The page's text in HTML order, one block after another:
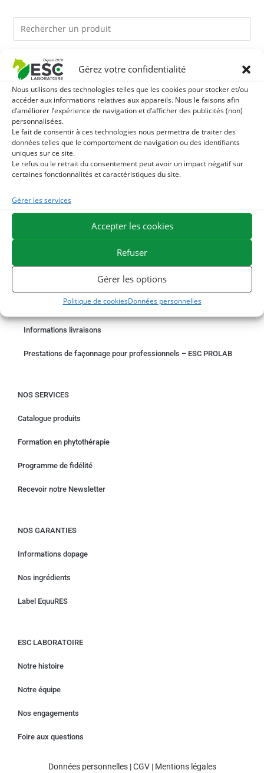
Gérez votre confidentialité
Nous utilisons des technologies telles que les cookies pour stocker et/ou
accéder aux informations relatives aux appareils. Nous le faisons afin
d’améliorer l’expérience de navigation et d’afficher des publicités (non)
personnalisées.
Le fait de consentir à ces technologies nous permettra de traiter des
données telles que le comportement de navigation ou des identifiants
uniques sur ce site.
Le refus ou le retrait du consentement peut avoir un impact négatif sur
certaines fonctionnalités et caractéristiques du site.
Gérer les services
Accepter les cookies
Refuser
Gérer les options
Politique de cookiesDonnées personnelles
Ils pourraient vous plaire
1 LEVURE ACTIVE + - PROBIOTIQUE CHEVAL - FLORE
2
DE L’HUMIDITÉ
3 TOURTEAU DE SOJA SANS OGM - APPORT EN
PROTÉINES ET SOUTIEN ÉNERGÉTIQUE POUR CHEVAUX
PAIEMENT SÉCURISÉ
BESOIN D'AIDE ?
Un problème avec votre commande ?
Demande de rétractation
Informations livraisons
Prestations de façonnage pour professionnels – ESC PROLAB
NOS SERVICES
Catalogue produits
Formation en phytothérapie
Programme de fidélité
Recevoir notre Newsletter
NOS GARANTIES
Informations dopage
Nos ingrédients
Label EquuRES
ESC LABORATOIRE
Notre histoire
Notre équipe
Nos engagements
Foire aux questions
Données personnelles|CGV| Mentions légales